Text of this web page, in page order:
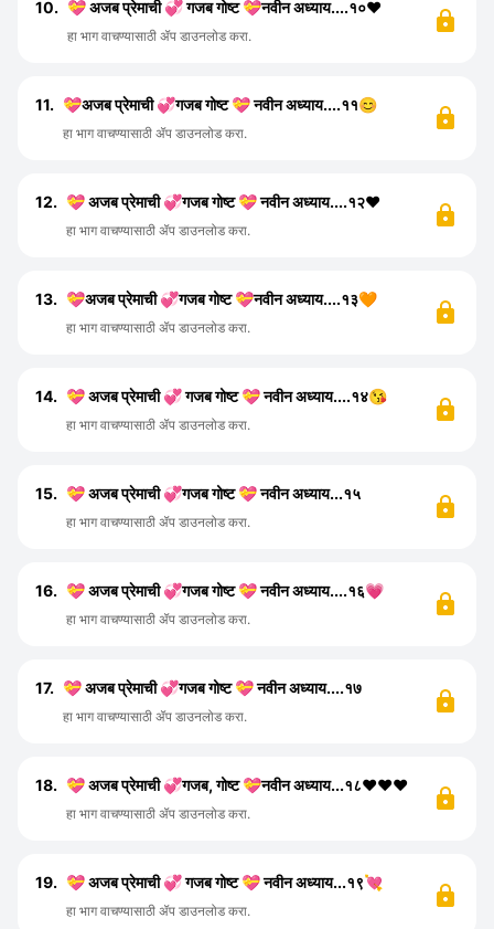
10. 💝 अजब प्रेमाची 💞 गजब गोष्ट 💝नवीन अध्याय....१०❤️
हा भाग वाचण्यासाठी ॲप डाउनलोड करा.
11. 💝अजब प्रेमाची 💞गजब गोष्ट 💝 नवीन अध्याय....११😊
हा भाग वाचण्यासाठी ॲप डाउनलोड करा.
12. 💝 अजब प्रेमाची 💞गजब गोष्ट 💝 नवीन अध्याय....१२❤️
हा भाग वाचण्यासाठी ॲप डाउनलोड करा.
13. 💝अजब प्रेमाची 💞गजब गोष्ट 💝नवीन अध्याय....१३🧡
हा भाग वाचण्यासाठी ॲप डाउनलोड करा.
14. 💝 अजब प्रेमाची 💞 गजब गोष्ट 💝 नवीन अध्याय....१४😘
हा भाग वाचण्यासाठी ॲप डाउनलोड करा.
15. 💝 अजब प्रेमाची 💞गजब गोष्ट 💝 नवीन अध्याय...१५
हा भाग वाचण्यासाठी ॲप डाउनलोड करा.
16. 💝 अजब प्रेमाची 💞गजब गोष्ट 💝 नवीन अध्याय....१६💗
हा भाग वाचण्यासाठी ॲप डाउनलोड करा.
17. 💝 अजब प्रेमाची 💞गजब गोष्ट 💝 नवीन अध्याय....१७
हा भाग वाचण्यासाठी ॲप डाउनलोड करा.
18. 💝 अजब प्रेमाची 💞गजब, गोष्ट 💝नवीन अध्याय...१८❤️❤️❤️
हा भाग वाचण्यासाठी ॲप डाउनलोड करा.
19. 💝 अजब प्रेमाची 💞 गजब गोष्ट 💝 नवीन अध्याय...१९💘
हा भाग वाचण्यासाठी ॲप डाउनलोड करा.